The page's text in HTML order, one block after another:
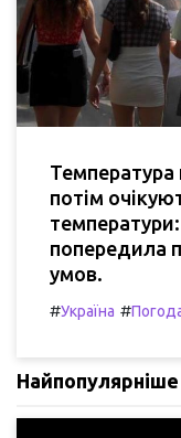
Температура
потім
попередила
умов.
#Україна #
Найпопулярніше